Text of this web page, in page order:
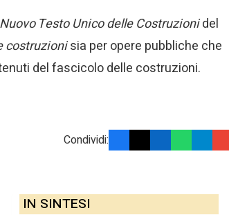
Nuovo Testo Unico delle Costruzionidel
costruzionisia per opere pubbliche che
del fascicolo delle costruzioni.
Condividi:
IN SINTESI